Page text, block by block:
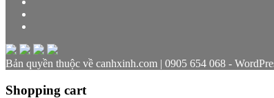
Bản quyền thuộc về canhxinh.com | 0905 654 068 -
Shopping cart